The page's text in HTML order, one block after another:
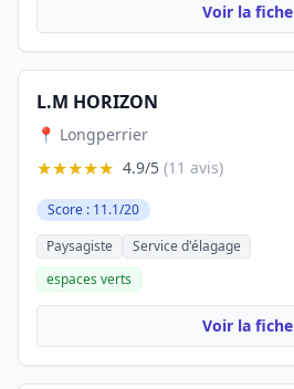
Voir la fiche
L.M HORIZON
📍 Longperrier
★★★★★ 4.9/5 (11 avis)
Score : 11.1/20
Paysagiste
Service d'élagage
espaces verts
Voir la fiche